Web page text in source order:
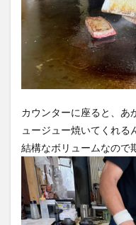
カウンターに座ると、あ
ュージュー焼いてくれる
結構なボリュームなので